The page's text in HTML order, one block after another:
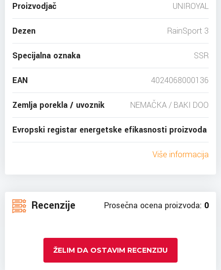
Proizvodjač UNIROYAL
Dezen RainSport 3
Specijalna oznaka SSR
EAN 4024068000136
Zemlja porekla / uvoznik NEMAČKA / BAKI DOO
Evropski registar energetske efikasnosti proizvoda
Više informacija
Recenzije Prosečna ocena proizvoda: 0
ŽELIM DA OSTAVIM RECENZIJU